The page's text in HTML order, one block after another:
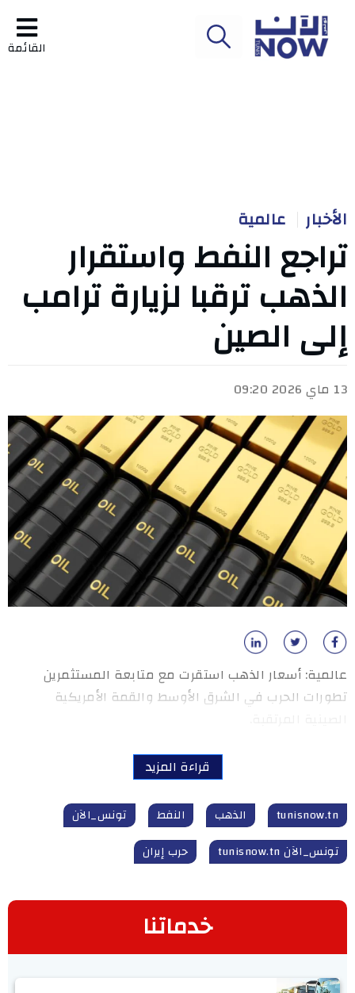
القائمة
الأخبار عالمية
تراجع النفط واستقرار
الذهب ترقبا لزيارة ترامب
إلى الصين
13 ماي 2026 09:20
عالمية: أسعار الذهب استقرت مع متابعة المستثمرين
تطورات الحرب في الشرق الأوسط والقمة الأمريكية
قراءة المزيد
tunisnow.tn الذهب النفط
تونس_الآن
تونس_الآن tunisnow.tn
حرب إيران
خدماتنا